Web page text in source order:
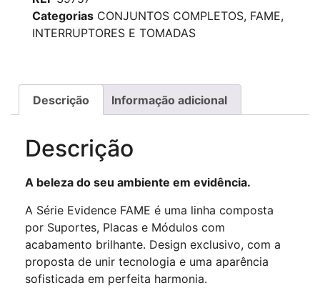
Categorias CONJUNTOS COMPLETOS, FAME,
INTERRUPTORES E TOMADAS
Descrição Informação adicional
Descrição
A beleza do seu ambiente em evidência.
A Série Evidence FAME é uma linha composta
por Suportes, Placas e Módulos com
acabamento brilhante. Design exclusivo, com a
proposta de unir tecnologia e uma aparência
sofisticada em perfeita harmonia.